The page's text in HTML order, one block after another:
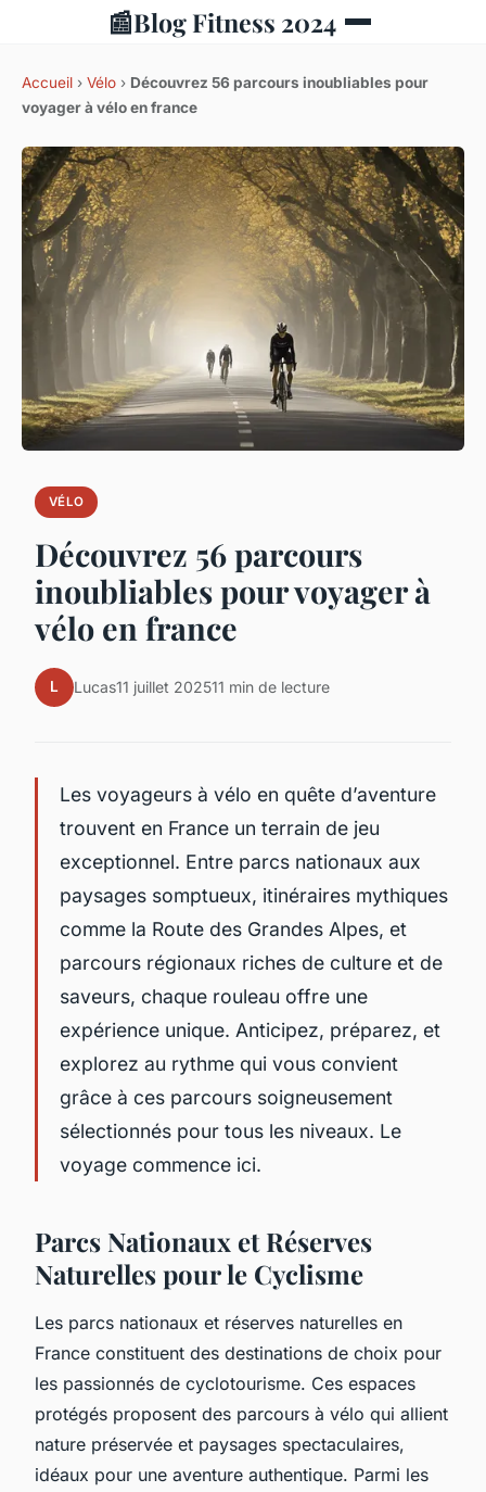
📰Blog Fitness 2024
Accueil › Vélo › Découvrez 56 parcours inoubliables pour
voyager à vélo en france
VÉLO
Découvrez 56 parcours
inoubliables pour voyager à
vélo en france
L Lucas11 juillet 202511 min de lecture
Les voyageurs à vélo en quête d’aventure
trouvent en France un terrain de jeu
exceptionnel. Entre parcs nationaux aux
paysages somptueux, itinéraires mythiques
comme la Route des Grandes Alpes, et
parcours régionaux riches de culture et de
saveurs, chaque rouleau offre une
expérience unique. Anticipez, préparez, et
explorez au rythme qui vous convient
grâce à ces parcours soigneusement
sélectionnés pour tous les niveaux. Le
voyage commence ici.
Parcs Nationaux et Réserves
Naturelles pour le Cyclisme
Les parcs nationaux et réserves naturelles en
France constituent des destinations de choix pour
les passionnés de cyclotourisme. Ces espaces
protégés proposent des parcours à vélo qui allient
nature préservée et paysages spectaculaires,
idéaux pour une aventure authentique. Parmi les